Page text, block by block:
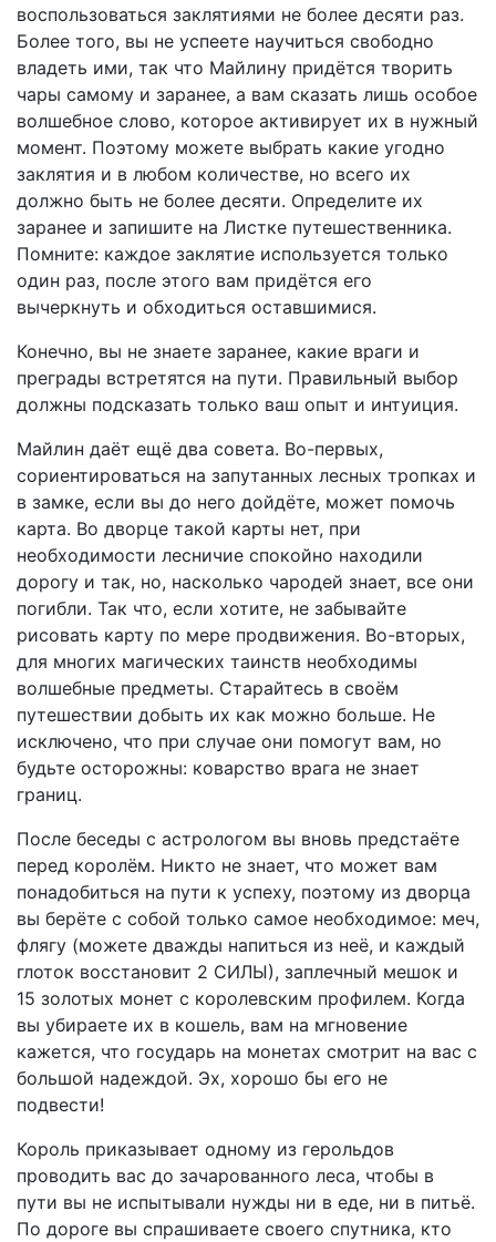
воспользоваться заклятиями не более десяти раз.
Более того, вы не успеете научиться свободно
владеть ими, так что Майлину придётся творить
чары самому и заранее, а вам сказать лишь особое
волшебное слово, которое активирует их в нужный
момент. Поэтому можете выбрать какие угодно
заклятия и в любом количестве, но всего их
должно быть не более десяти. Определите их
заранее и запишите на Листке путешественника.
Помните: каждое заклятие используется только
один раз, после этого вам придётся его
вычеркнуть и обходиться оставшимися.
Конечно, вы не знаете заранее, какие враги и
преграды встретятся на пути. Правильный выбор
должны подсказать только ваш опыт и интуиция.
Майлин даёт ещё два совета. Во-первых,
сориентироваться на запутанных лесных тропках и
в замке, если вы до него дойдёте, может помочь
карта. Во дворце такой карты нет, при
необходимости лесничие спокойно находили
дорогу и так, но, насколько чародей знает, все они
погибли. Так что, если хотите, не забывайте
рисовать карту по мере продвижения. Во-вторых,
для многих магических таинств необходимы
волшебные предметы. Старайтесь в своём
путешествии добыть их как можно больше. Не
исключено, что при случае они помогут вам, но
будьте осторожны: коварство врага не знает
границ.
После беседы с астрологом вы вновь предстаёте
перед королём. Никто не знает, что может вам
понадобиться на пути к успеху, поэтому из дворца
вы берёте с собой только самое необходимое: меч,
флягу (можете дважды напиться из неё, и каждый
глоток восстановит 2 СИЛЫ), заплечный мешок и
15 золотых монет с королевским профилем. Когда
вы убираете их в кошель, вам на мгновение
кажется, что государь на монетах смотрит на вас с
большой надеждой. Эх, хорошо бы его не
подвести!
Король приказывает одному из герольдов
проводить вас до зачарованного леса, чтобы в
пути вы не испытывали нужды ни в еде, ни в питьё.
По дороге вы спрашиваете своего спутника, кто